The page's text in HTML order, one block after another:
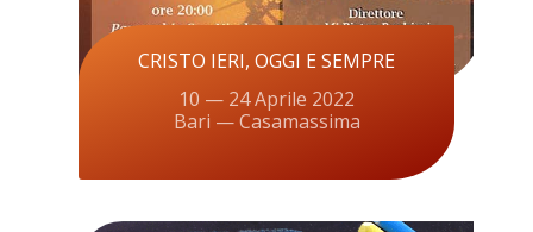
CRISTO IERI, OGGI E SEMPRE
10 — 24 Aprile 2022
Bari — Casamassima